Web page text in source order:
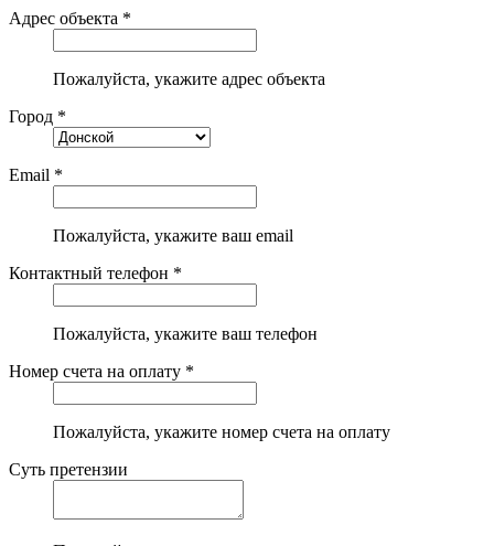
Адрес объекта *
Пожалуйста, укажите адрес объекта
Город *
Email *
Пожалуйста, укажите ваш email
Контактный телефон *
Пожалуйста, укажите ваш телефон
Номер счета на оплату *
Пожалуйста, укажите номер счета на оплату
Суть претензии